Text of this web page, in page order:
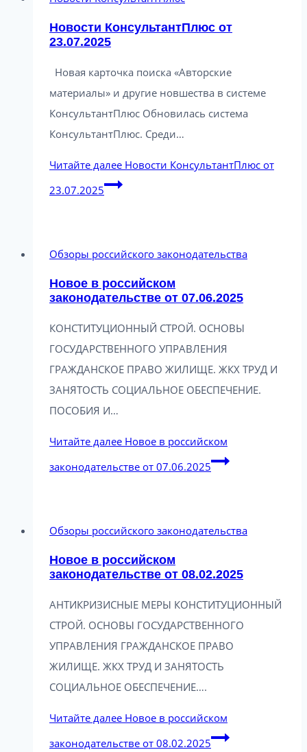
Новости КонсультантПлюс от
23.07.2025
Новая карточка поиска «Авторские
материалы» и другие новшества в системе
КонсультантПлюс Обновилась система
КонсультантПлюс. Среди…
Читайте далее Новости КонсультантПлюс от
23.07.2025
Обзоры российского законодательства
Новое в российском
законодательстве от 07.06.2025
КОНСТИТУЦИОННЫЙ СТРОЙ. ОСНОВЫ
ГОСУДАРСТВЕННОГО УПРАВЛЕНИЯ
ГРАЖДАНСКОЕ ПРАВО ЖИЛИЩЕ. ЖКХ ТРУД И
ЗАНЯТОСТЬ СОЦИАЛЬНОЕ ОБЕСПЕЧЕНИЕ.
ПОСОБИЯ И…
Читайте далее Новое в российском
законодательстве от 07.06.2025
Обзоры российского законодательства
Новое в российском
законодательстве от 08.02.2025
АНТИКРИЗИСНЫЕ МЕРЫ КОНСТИТУЦИОННЫЙ
СТРОЙ. ОСНОВЫ ГОСУДАРСТВЕННОГО
УПРАВЛЕНИЯ ГРАЖДАНСКОЕ ПРАВО
ЖИЛИЩЕ. ЖКХ ТРУД И ЗАНЯТОСТЬ
СОЦИАЛЬНОЕ ОБЕСПЕЧЕНИЕ….
Читайте далее Новое в российском
законодательстве от 08.02.2025